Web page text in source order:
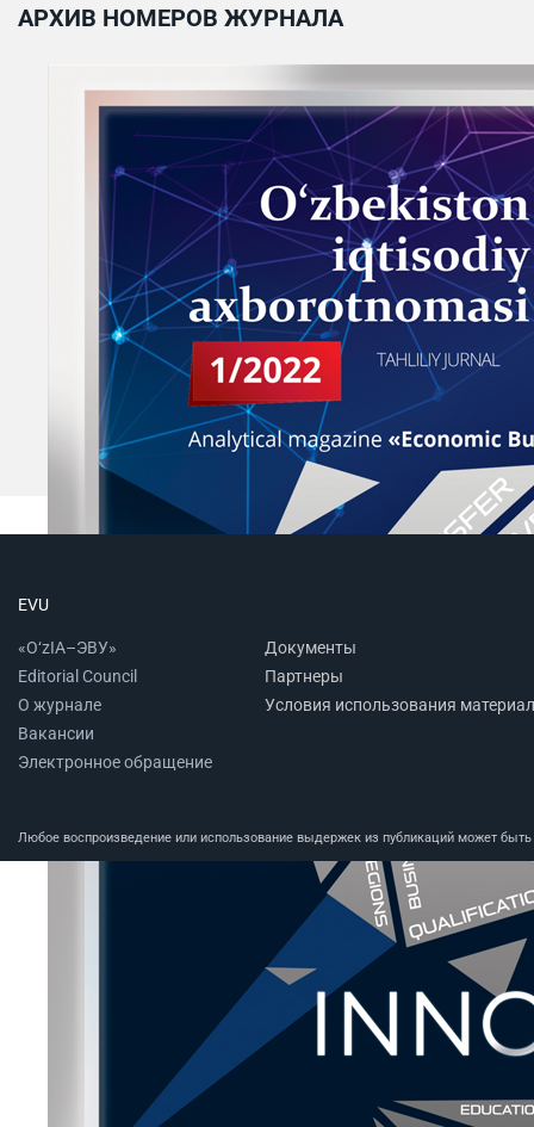
АРХИВ НОМЕРОВ ЖУРНАЛА
EVU
«O‘zIA–ЭВУ»
Editorial Council
О журнале
Вакансии
Электронное обращение
Документы
Партнеры
Условия использования
Любое воспроизведение или использование выдержек из публикаций может